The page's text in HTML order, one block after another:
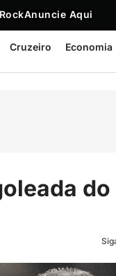
Anuncie Aqui
Cruzeiro Economia